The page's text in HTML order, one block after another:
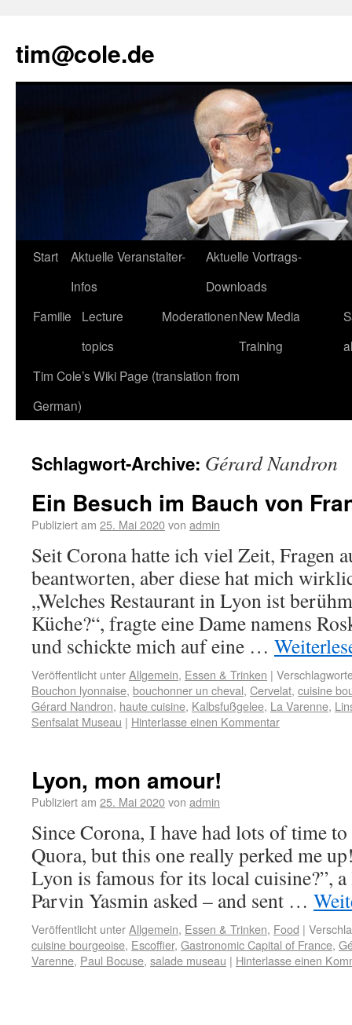
tim@cole.de
Start
Aktuelle Veranstalter-
Infos
Aktuelle Vortrags-
Downloads
Familie
Lecture
topics
ModerationenNew Media
Training
Tim Cole’s Wiki Page (translation from
German)
Schlagwort-Archive: Gérard Nandron
Ein Besuch im Bauch von
Publiziert am 25. Mai 2020von admin
Seit Corona hatte ich viel Zeit, Fragen
beantworten, aber diese hat mich
„Welches Restaurant in Lyon ist
Küche?“, fragte eine Dame namens
und schickte mich auf eine …
Veröffentlicht unterAllgemein, Essen & Trinken |
Bouchon lyonnaise, bouchonner un cheval, Cervelat, cuisine
Gérard Nandron, haute cuisine, Kalbsfußgelee, La Varenne,
Senfsalat Museau | Hinterlasse einen Kommentar
Lyon, mon amour!
Publiziert am 25. Mai 2020von admin
Since Corona, I have had lots of time
Quora, but this one really perked me
Lyon is famous for its local cuisine?”,
Parvin Yasmin asked – and sent …
Veröffentlicht unterAllgemein, Essen & Trinken, Food |
cuisine bourgeoise, Escoffier, Gastronomic Capital of France,
Varenne, Paul Bocuse, salade museau | Hinterlasse einen